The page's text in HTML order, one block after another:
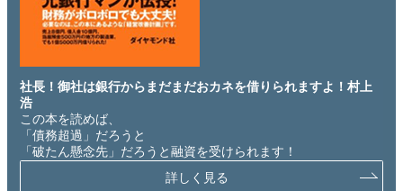
社長！御社は銀行からまだまだおカネを借りられますよ！村上
浩
この本を読めば、
「債務超過」だろうと
「破たん懸念先」だろうと融資を受けられます！
詳しく見る